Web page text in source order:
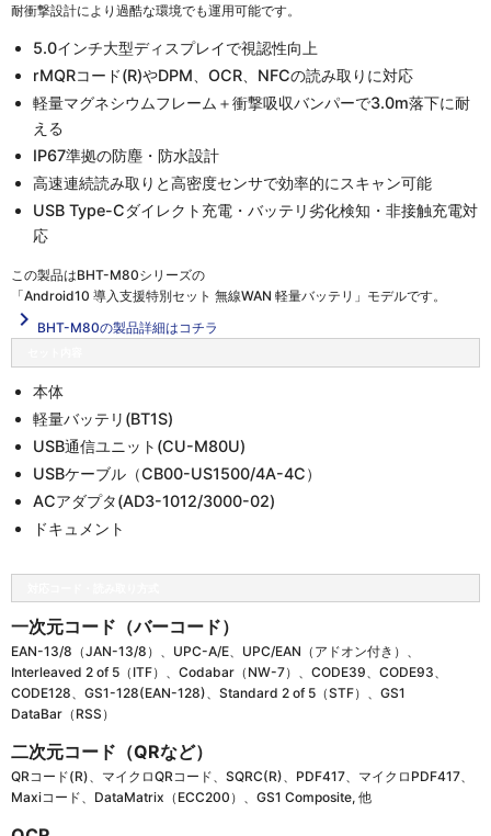
耐衝撃設計により過酷な環境でも運用可能です。
5.0インチ大型ディスプレイで視認性向上
rMQRコード(R)やDPM、OCR、NFCの読み取りに対応
軽量マグネシウムフレーム＋衝撃吸収バンパーで3.0m落下に耐
える
IP67準拠の防塵・防水設計
高速連続読み取りと高密度センサで効率的にスキャン可能
USB Type-Cダイレクト充電・バッテリ劣化検知・非接触充電対
応
この製品はBHT-M80シリーズの
「Android10 導入支援特別セット 無線WAN 軽量バッテリ」 モデルです。
navigate_next BHT-M80の製品詳細はコチラ
本体
軽量バッテリ(BT1S)
USB通信ユニット(CU-M80U)
USBケーブル（CB00-US1500/4A-4C）
ACアダプタ(AD3-1012/3000-02)
ドキュメント
一次元コード（バーコード）
EAN-13/8（JAN-13/8）、UPC-A/E、UPC/EAN（アドオン付き）、
Interleaved 2 of 5（ITF）、Codabar（NW-7）、CODE39、CODE93、
CODE128、GS1-128(EAN-128)、Standard 2 of 5（STF）、GS1
DataBar（RSS）
二次元コード（QRなど）
QRコード(R)、マイクロQRコード、SQRC(R)、PDF417、マイクロPDF417、
Maxiコード、DataMatrix（ECC200）、GS1 Composite, 他